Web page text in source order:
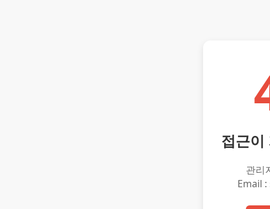
접근이
관리
Email